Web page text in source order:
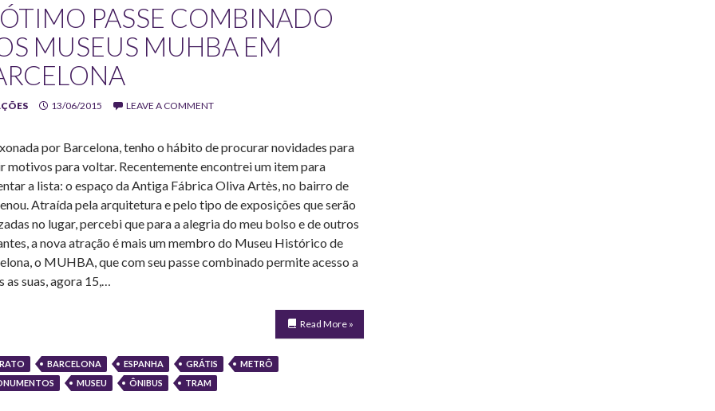
PASSE COMBINADO
MUSEUS MUHBA EM
13/06/2015 LEAVE A COMMENT
por Barcelona, tenho o hábito de procurar novidades para
motivos para voltar. Recentemente encontrei um item para
a lista: o espaço da Antiga Fábrica Oliva Artès, no bairro de
Atraída pela arquitetura e pelo tipo de exposições que serão
no lugar, percebi que para a alegria do meu bolso e de outros
a nova atração é mais um membro do Museu Histórico de
o MUHBA, que com seu passe combinado permite acesso a
as suas, agora 15,…
Read More »
BARCELONA ESPANHA GRÁTIS
METRÔ
MUSEU ÔNIBUS TRAM